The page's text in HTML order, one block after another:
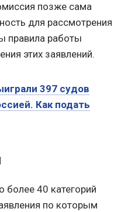
позже сама
для рассмотрения
правила работы
этих заявлений.
397 судов
Как подать
более 40 категорий
по которым